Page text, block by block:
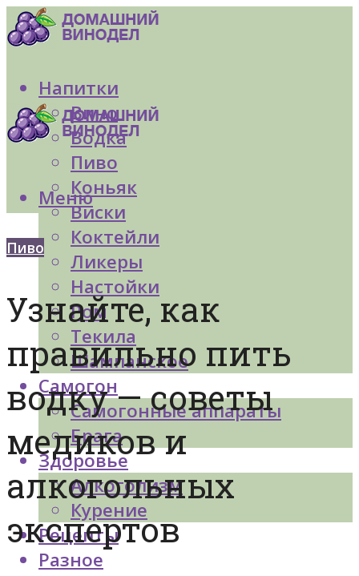
Напитки
Вино
Водка
Пиво
Коньяк
Виски
Коктейли
Ликеры
Настойки
Ром
Текила
Шампанское
Самогон
Самогонные аппараты
Брага
Здоровье
Алкоголизм
Курение
Рецепты
Разное
Меню
Пиво
Узнайте, как
правильно пить
водку — советы
медиков и
алкогольных
экспертов